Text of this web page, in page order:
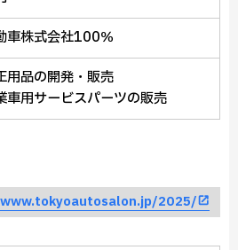
車株式会社100％
用品の開発・販売
車用サービスパーツの販売
2025/